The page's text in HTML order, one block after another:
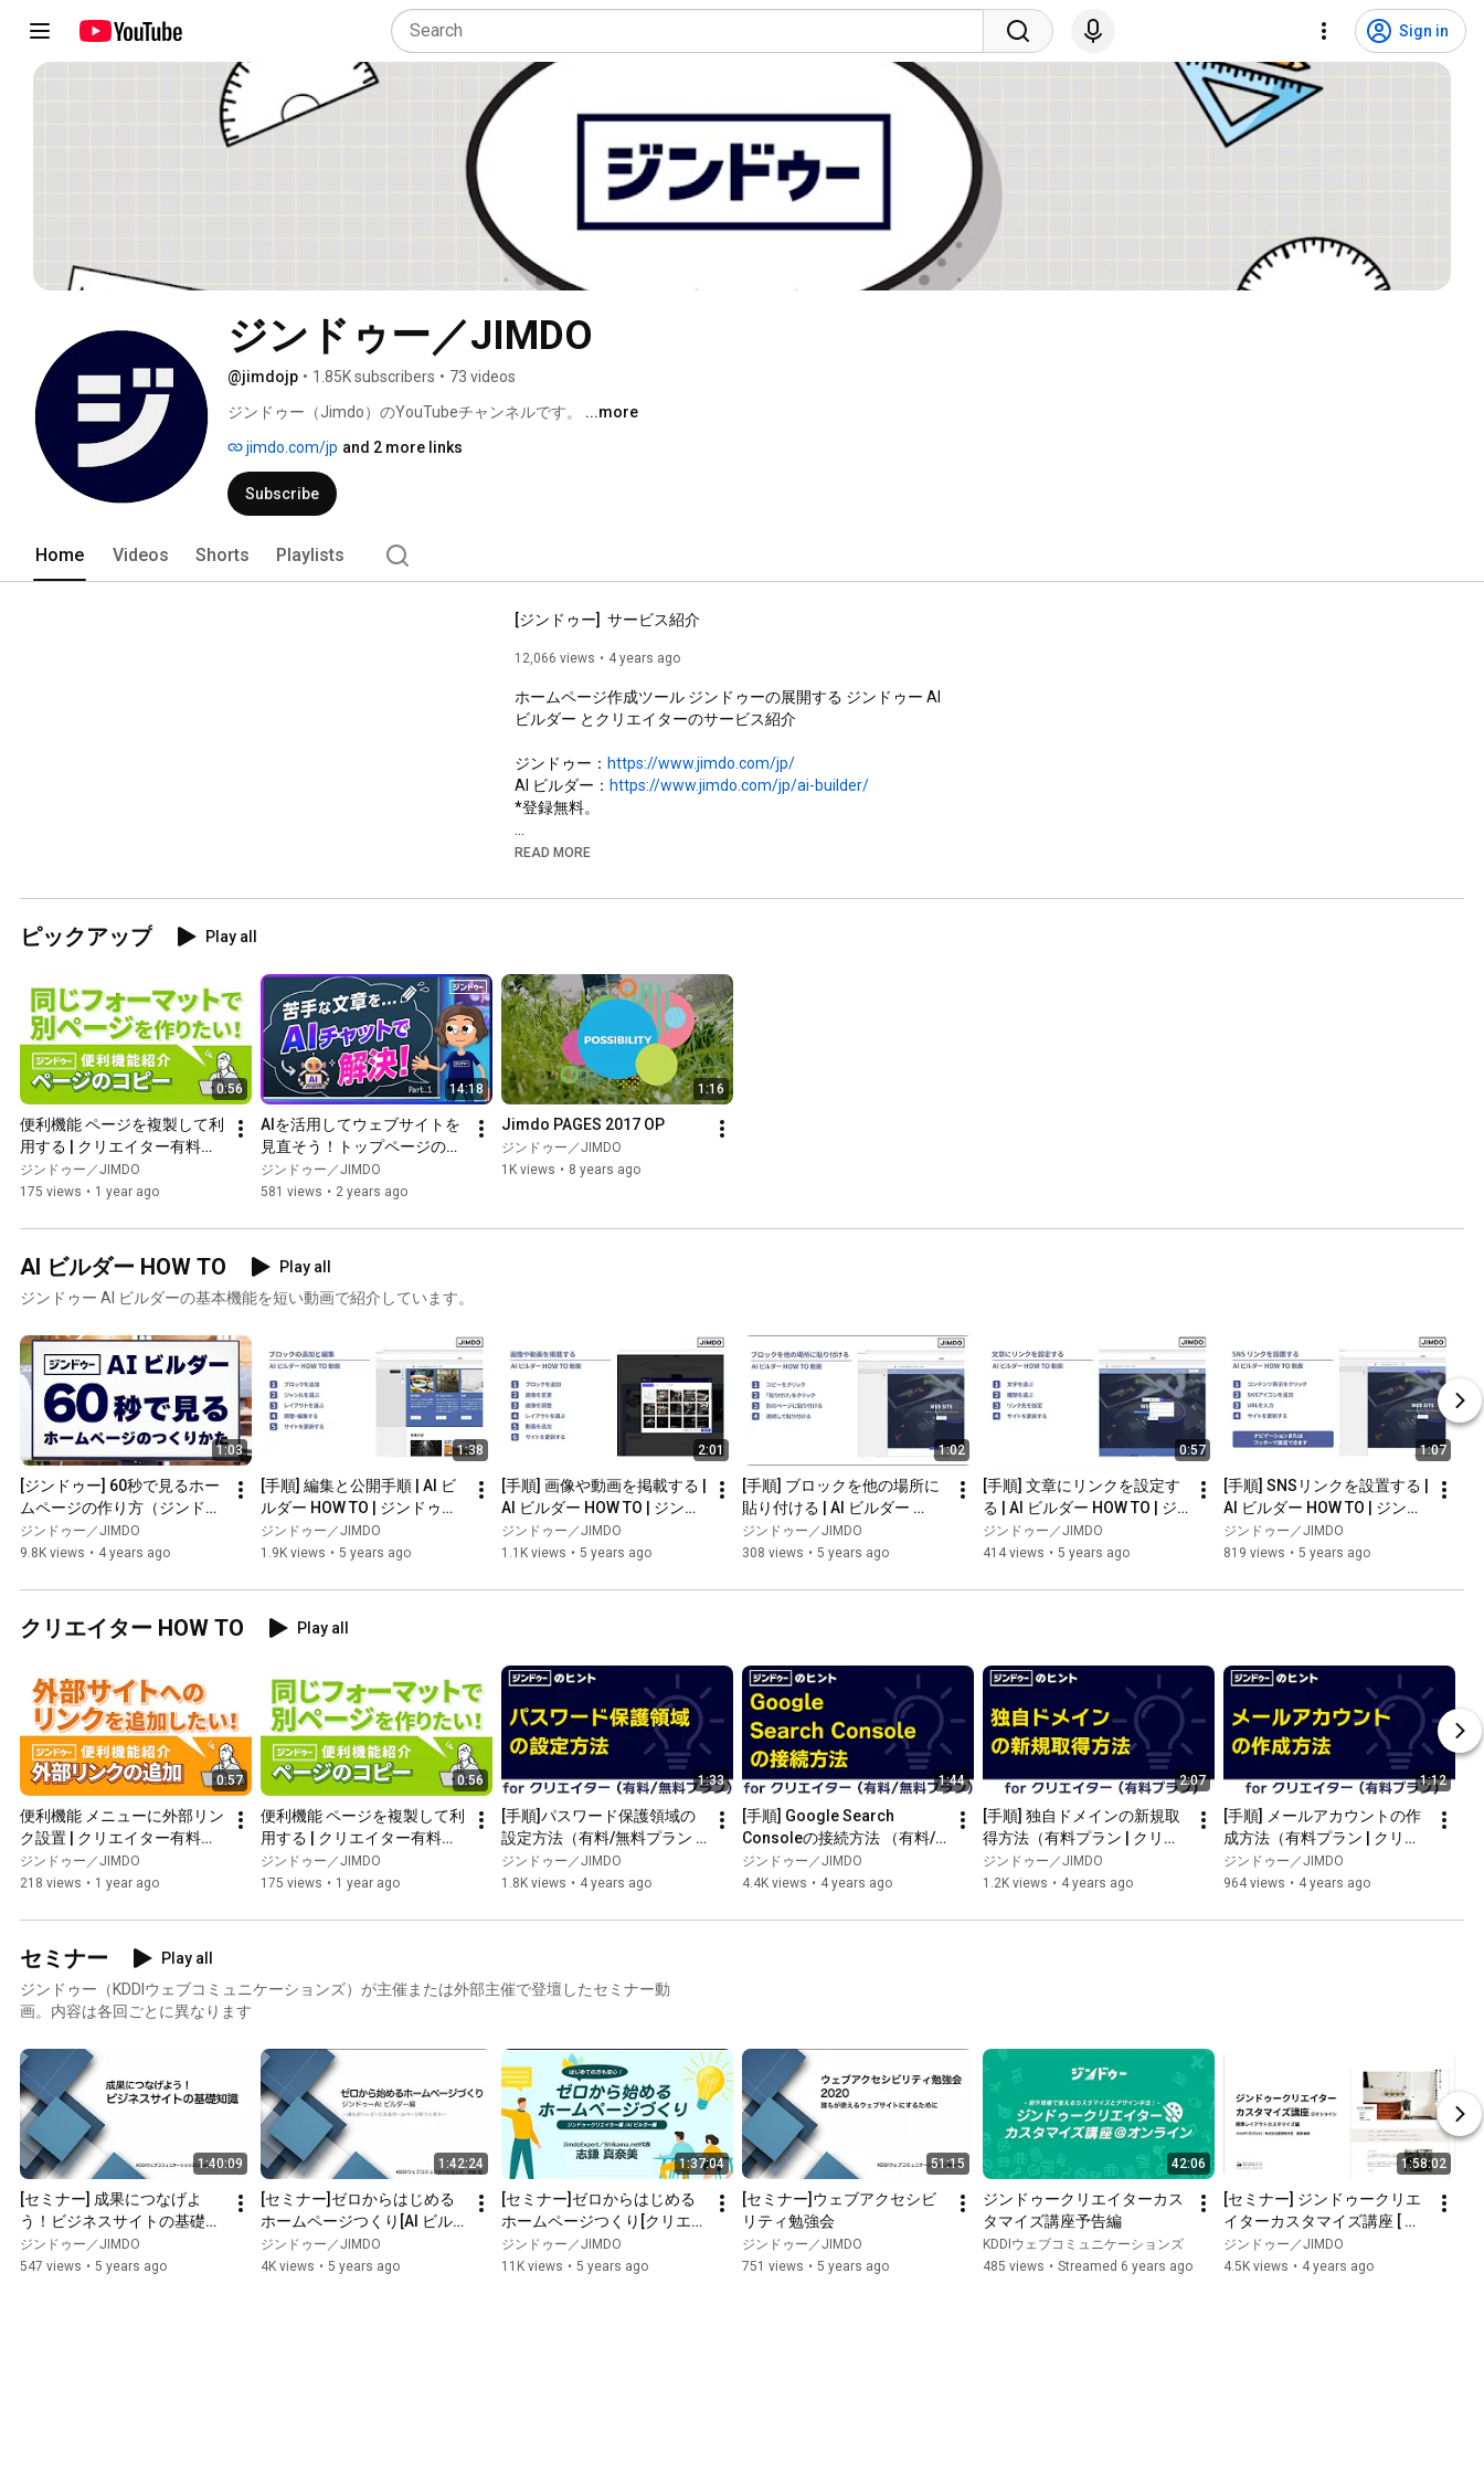
Sign in
ジンドゥー／JIMDO
@jimdojp • 1.85K subscribers • 73 videos
ジンドゥー（Jimdo）のYouTubeチャンネルです。 ...more
jimdo.com/jp and 2 more links
Subscribe
Home Videos Shorts Playlists
[ジンドゥー]  サービス紹介
12,066 views 4 years ago
ホームページ作成ツール ジンドゥーの展開する ジンドゥー AI
ビルダー とクリエイターのサービス紹介
ジンドゥー： https://www.jimdo.com/jp/
AI ビルダー： https://www.jimdo.com/jp/ai-builder/
*登録無料。
#ジンドゥー
READ MORE
ピックアップ Play all
0:56
便利機能 ページを複製して利
用する | クリエイター有料プ
ラン | ジンドゥー（Jimdo）
ジンドゥー／JIMDO
175 views • 1 year ago
14:18
AIを活用してウェブサイトを
見直そう！トップページの構
成の基本をAIにそのまま聞く
（1/3）
ジンドゥー／JIMDO
581 views • 2 years ago
1:16
Jimdo PAGES 2017 OP
ジンドゥー／JIMDO
1K views • 8 years ago
AI ビルダー HOW TO
Play all
ジンドゥー AI ビルダーの基本機能を短い動画で紹介しています。
1:03
[ジンドゥー] 60秒で見るホー
ムページの作り方（ジンドゥ
ー AI ビルダー）
ジンドゥー／JIMDO
9.8K views • 4 years ago
1:38
[手順] 編集と公開手順 | AI ビ
ルダー HOW TO | ジンドゥー
（Jimdo）
ジンドゥー／JIMDO
1.9K views • 5 years ago
2:01
[手順] 画像や動画を掲載する |
AI ビルダー HOW TO | ジンド
ゥー（Jimdo）
ジンドゥー／JIMDO
1.1K views • 5 years ago
1:02
[手順] ブロックを他の場所に
貼り付ける | AI ビルダー
HOW TO | ジンドゥー
（Jimdo）
ジンドゥー／JIMDO
308 views • 5 years ago
0:57
[手順] 文章にリンクを設定す
る | AI ビルダー HOW TO | ジ
ンドゥー（Jimdo）
ジンドゥー／JIMDO
414 views • 5 years ago
1:07
[手順] SNSリンクを設置する |
AI ビルダー HOW TO | ジンド
ゥー（Jimdo）
ジンドゥー／JIMDO
819 views • 5 years ago
クリエイター HOW TO Play all
0:57
便利機能 メニューに外部リン
ク設置 | クリエイター有料プ
ラン | ジンドゥー（Jimdo）
ジンドゥー／JIMDO
218 views • 1 year ago
0:56
便利機能 ページを複製して利
用する | クリエイター有料プ
ラン | ジンドゥー（Jimdo）
ジンドゥー／JIMDO
175 views • 1 year ago
1:33
[手順]パスワード保護領域の
設定方法（有料/無料プラン |
クリエイター ）
ジンドゥー／JIMDO
1.8K views • 4 years ago
1:44
[手順] Google Search
Consoleの接続方法 （有料/
無料プラン | クリエイター ）
ジンドゥー／JIMDO
4.4K views • 4 years ago
2:07
[手順] 独自ドメインの新規取
得方法（有料プラン | クリエ
イター ）
ジンドゥー／JIMDO
1.2K views • 4 years ago
1:12
[手順] メールアカウントの作
成方法（有料プラン | クリエ
イター ）
ジンドゥー／JIMDO
964 views • 4 years ago
セミナー
Play all
ジンドゥー（KDDIウェブコミュニケーションズ）が主催または外部主催で登壇したセミナー動
画。内容は各回ごとに異なります
1:40:09
[セミナー] 成果につなげよ
う！ビジネスサイトの基礎知
識
ジンドゥー／JIMDO
547 views • 5 years ago
1:42:24
[セミナー]ゼロからはじめる
ホームページつくり[AI ビル
ダー編]
ジンドゥー／JIMDO
4K views • 5 years ago
1:37:04
[セミナー]ゼロからはじめる
ホームページつくり[クリエイ
ター編]
ジンドゥー／JIMDO
11K views • 5 years ago
51:15
[セミナー]ウェブアクセシビ
リティ勉強会
ジンドゥー／JIMDO
751 views • 5 years ago
42:06
ジンドゥークリエイターカス
タマイズ講座予告編
KDDIウェブコミュニケーションズ
485 views • Streamed 6 years ago
1:58:02
[セミナー] ジンドゥークリエ
イターカスタマイズ講座 [ 標
準レイアウトカスタマイズ編
]
ジンドゥー／JIMDO
4.5K views • 4 years ago